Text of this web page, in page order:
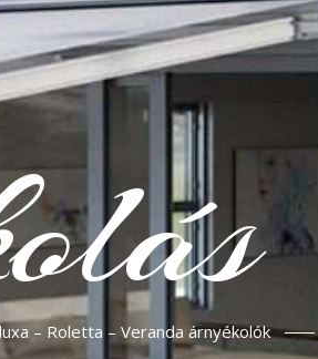
– Roletta – Veranda árnyékolók